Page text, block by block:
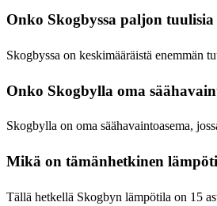
Onko Skogbyssa paljon
Skogbyssa on keskimääräistä enemmän
Onko Skogbylla oma
Skogbylla on oma säähavaintoasema,
Mikä on tämänhetkinen
Tällä hetkellä Skogbyn lämpötila on 15